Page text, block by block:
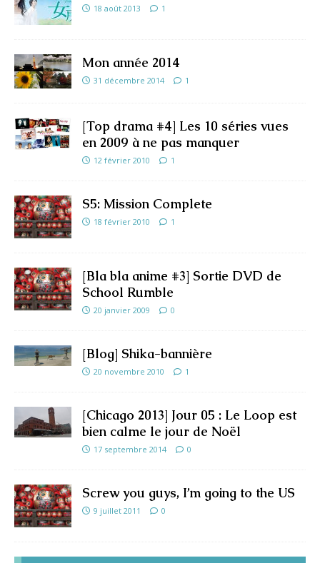
18 août 2013 1
Mon année 2014
31 décembre 2014 1
[Top drama #4] Les 10 séries vues
en 2009 à ne pas manquer
12 février 2010 1
S5: Mission Complete
18 février 2010 1
[Bla bla anime #3] Sortie DVD de
School Rumble
20 janvier 2009 0
[Blog] Shika-bannière
20 novembre 2010 1
[Chicago 2013] Jour 05 : Le Loop est
bien calme le jour de Noël
17 septembre 2014 0
Screw you guys, I’m going to the US
9 juillet 2011 0